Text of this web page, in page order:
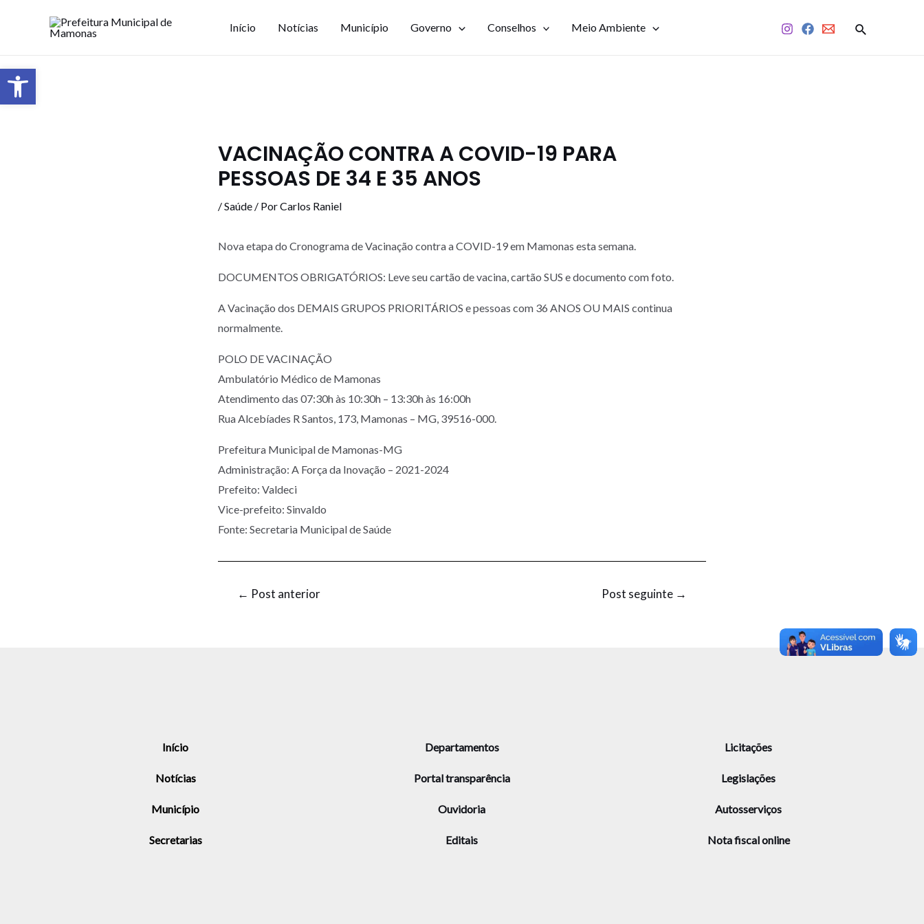
Início Notícias Município Governo Conselhos Meio Ambiente
VACINAÇÃO CONTRA A COVID-19 PARA
PESSOAS DE 34 E 35 ANOS
/Saúde / PorCarlos Raniel
Nova etapa do Cronograma de Vacinação contra a COVID-19 em Mamonas esta semana.
DOCUMENTOS OBRIGATÓRIOS: Leve seu cartão de vacina, cartão SUS e documento com foto.
A Vacinação dos DEMAIS GRUPOS PRIORITÁRIOS e pessoas com 36 ANOS OU MAIS continua
normalmente.
POLO DE VACINAÇÃO
Ambulatório Médico de Mamonas
Atendimento das 07:30h às 10:30h – 13:30h às 16:00h
Rua Alcebíades R Santos, 173, Mamonas – MG, 39516-000.
Prefeitura Municipal de Mamonas-MG
Administração: A Força da Inovação – 2021-2024
Prefeito: Valdeci
Vice-prefeito: Sinvaldo
Fonte: Secretaria Municipal de Saúde
← Post anterior Post seguinte →
Início
Notícias
Município
Secretarias
Departamentos
Portal transparência
Ouvidoria
Editais
Licitações
Legislações
Autosserviços
Nota fiscal online
Barra de Ferramentas Aberta